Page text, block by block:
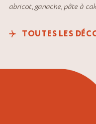
abricot,ganache,pâte à
TOUTES LES